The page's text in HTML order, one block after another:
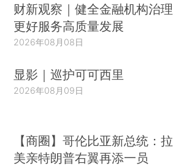
财新观察｜健全金融机构治理
更好服务高质量发展
2026年08月08日
显影｜巡护可可西里
2026年08月09日
【商圈】哥伦比亚新总统：拉
美亲特朗普右翼再添一员